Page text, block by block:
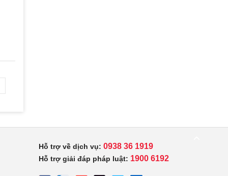
Hỗ trợ về dịch vụ: 0938 36 1919
Hỗ trợ giải đáp pháp luật: 1900 6192